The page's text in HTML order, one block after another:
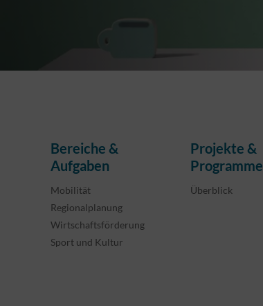
Bereiche &
Aufgaben
Mobilität
Regionalplanung
Wirtschaftsförderung
Sport und Kultur
Projekte &
Programme
Überblick